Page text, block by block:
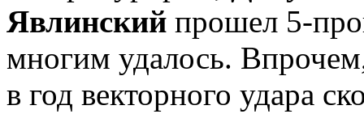
Явлинский прошел 5-
многим удалось.
в год векторного удара